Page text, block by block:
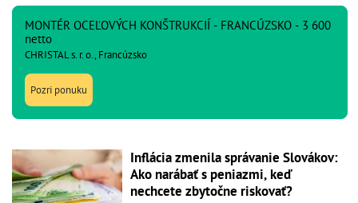
MONTÉR OCEĽOVÝCH KONŠTRUKCIÍ - FRANCÚZSKO - 3 600
netto
CHRISTAL s. r. o., Francúzsko
Pozri ponuku
Inflácia zmenila správanie Slovákov:
Ako narábať s peniazmi, keď
nechcete zbytočne riskovať?